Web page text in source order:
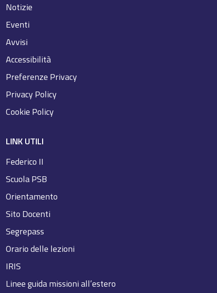
Notizie
Eventi
Avvisi
Accessibilità
Preferenze Privacy
Privacy Policy
Cookie Policy
LINK UTILI
Federico II
Scuola PSB
Orientamento
Sito Docenti
Segrepass
Orario delle lezioni
IRIS
Linee guida missioni all’estero